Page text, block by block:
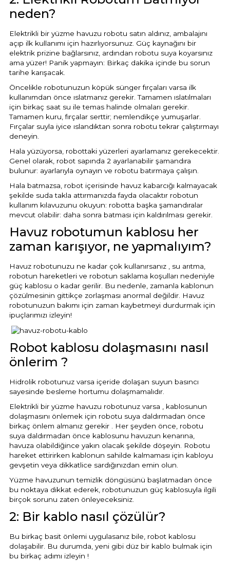
neden?
Elektrikli bir yüzme havuzu robotu satın aldınız, ambalajını
açıp ilk kullanımı için hazırlıyorsunuz. Güç kaynağını bir
elektrik prizine bağlarsınız, ardından robotu suya koyarsınız
ama yüzer! Panik yapmayın: Birkaç dakika içinde bu sorun
tarihe karışacak.
Öncelikle robotunuzun köpük sünger fırçaları varsa ilk
kullanımdan önce ıslatmanız gerekir. Tamamen ıslatılmaları
için birkaç saat su ile temas halinde olmaları gerekir.
Tamamen kuru, fırçalar serttir; nemlendikçe yumuşarlar.
Fırçalar suyla iyice ıslandıktan sonra robotu tekrar çalıştırmayı
deneyin.
Hala yüzüyorsa, robottaki yüzerleri ayarlamanız gerekecektir.
Genel olarak, robot sapında 2 ayarlanabilir şamandıra
bulunur: ayarlarıyla oynayın ve robotu batırmaya çalışın.
Hala batmazsa, robot içerisinde havuz kabarcığı kalmayacak
şekilde suda takla attırmanızda fayda olacaktır robotun
kullanım kılavuzunu okuyun: robotta başka şamandıralar
mevcut olabilir: daha sonra batması için kaldırılması gerekir.
Havuz robotumun kablosu her
zaman karışıyor, ne yapmalıyım?
Havuz robotunuzu ne kadar çok kullanırsanız , su arıtma,
robotun hareketleri ve robotun saklama koşulları nedeniyle
güç kablosu o kadar gerilir. Bu nedenle, zamanla kablonun
çözülmesinin gittikçe zorlaşması anormal değildir. Havuz
robotunuzun bakımı için zaman kaybetmeyi durdurmak için
ipuçlarımızı izleyin!
Robot kablosu dolaşmasını nasıl
önlerim ?
Hidrolik robotunuz varsa içeride dolaşan suyun basıncı
sayesinde besleme hortumu dolaşmamalıdır.
Elektrikli bir yüzme havuzu robotunuz varsa , kablosunun
dolaşmasını önlemek için robotu suya daldırmadan önce
birkaç önlem almanız gerekir . Her şeyden önce, robotu
suya daldırmadan önce kablosunu havuzun kenarına,
havuza olabildiğince yakın olacak şekilde döşeyin. Robotu
hareket ettirirken kablonun sahilde kalmaması için kabloyu
gevşetin veya dikkatlice sardığınızdan emin olun.
Yüzme havuzunun temizlik döngüsünü başlatmadan önce
bu noktaya dikkat ederek, robotunuzun güç kablosuyla ilgili
birçok sorunu zaten önleyeceksiniz.
2: Bir kablo nasıl çözülür?
Bu birkaç basit önlemi uygulasanız bile, robot kablosu
dolaşabilir. Bu durumda, yeni gibi düz bir kablo bulmak için
bu birkaç adımı izleyin !